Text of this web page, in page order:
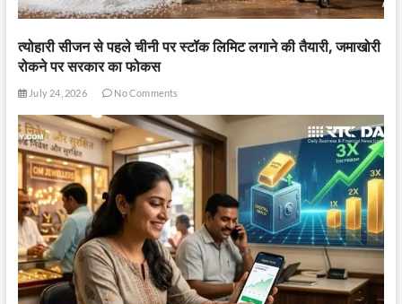
त्योहारी सीजन से पहले चीनी पर स्टॉक लिमिट लगाने की तैयारी, जमाखोरी
रोकने पर सरकार का फोकस
July 24, 2026 No Comments